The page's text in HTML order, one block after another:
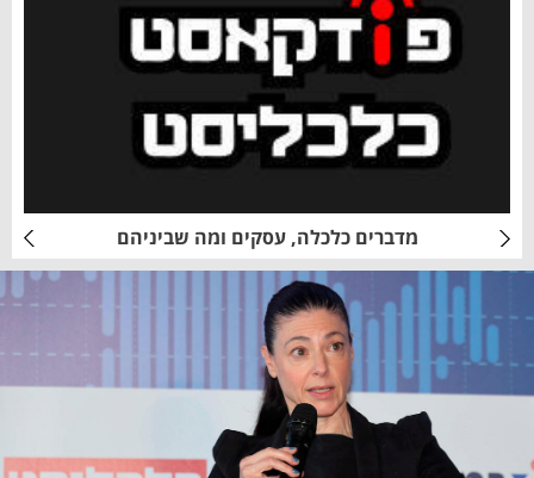
מדברים כלכלה, עסקים ומה שביניהם